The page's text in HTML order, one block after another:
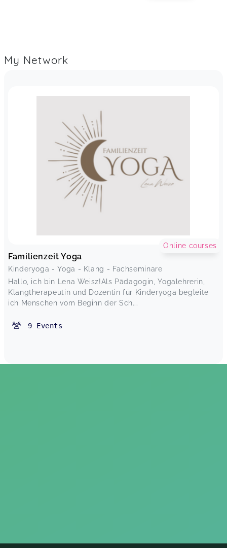
My Network
Familienzeit Yoga
Kinderyoga - Yoga - Klang - Fachseminare
Hallo, ich bin Lena Weisz!Als Pädagogin, Yogalehrerin,
Klangtherapeutin und Dozentin für Kinderyoga begleite
ich Menschen vom Beginn der Sch...
Online courses
9 Events